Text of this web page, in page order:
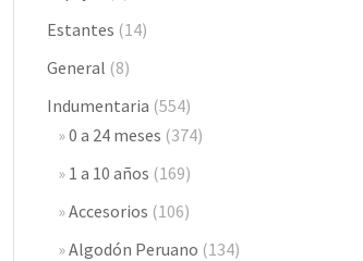
Estantes (14)
General (8)
Indumentaria (554)
0 a 24 meses (374)
1 a 10 años (169)
Accesorios (106)
Algodón Peruano (134)